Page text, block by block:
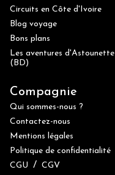
Circuits en Côte d'Ivoire
Blog voyage
Bons plans
Les aventures d'Astounette
(BD)
Compagnie
Qui sommes-nous ?
Contactez-nous
Mentions légales
Politique de confidentialité
CGU / CGV